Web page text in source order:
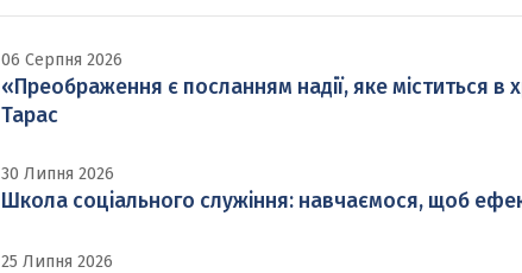
06 Серпня 2026
«Преображення є посланням надії, яке міститься в
Тарас
30 Липня 2026
Школа соціального служіння: навчаємося, щоб
25 Липня 2026